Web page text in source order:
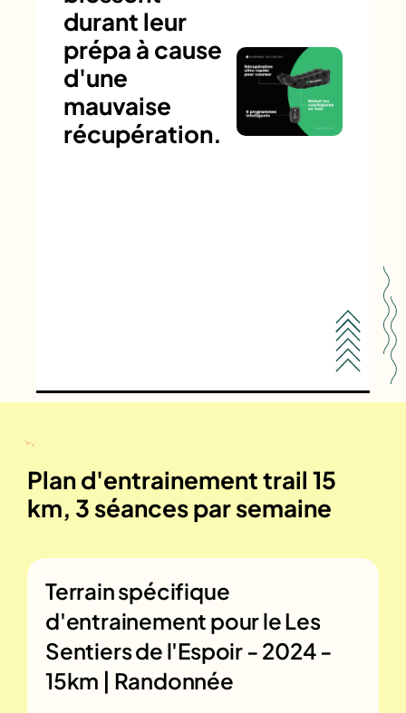
durant leur
prépa à cause
d'une
mauvaise
récupération.
Plan d'entrainement trail 15
km, 3 séances par semaine
Terrain spécifique
d'entrainement pour leLes
Sentiers de l'Espoir - 2024 -
15km | Randonnée